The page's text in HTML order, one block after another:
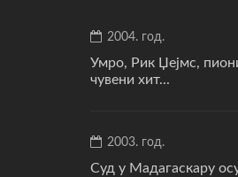
2004. год.
Умро, Рик Џејмс,
чувени хит...
2003. год.
Суд у Мадагаскару